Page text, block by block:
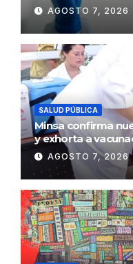
AGOSTO 7, 2026
SALUD PÚBLICA
Minsa confirma
y exhorta a
AGOSTO 7, 2026